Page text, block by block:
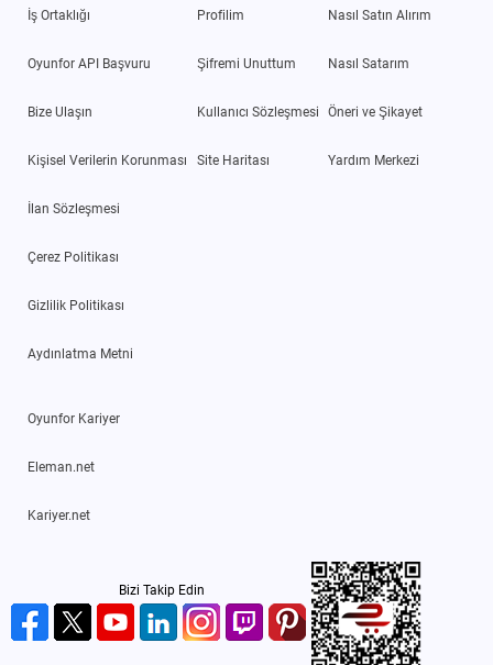
İş Ortaklığı
Oyunfor API Başvuru
Bize Ulaşın
Kişisel Verilerin Korunması
İlan Sözleşmesi
Çerez Politikası
Gizlilik Politikası
Aydınlatma Metni
Profilim
Şifremi Unuttum
Kullanıcı Sözleşmesi
Site Haritası
Nasıl Satın Alırım
Nasıl Satarım
Öneri ve Şikayet
Yardım Merkezi
Oyunfor Kariyer
Eleman.net
Kariyer.net
Bizi Takip Edin